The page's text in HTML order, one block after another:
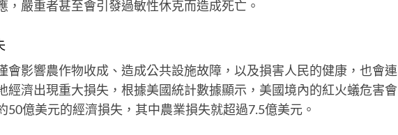
，嚴重者甚至會引發過敏性休克而造成死亡。
會影響農作物收成、造成公共設施故障，以及損害人民的健康，也會連
經濟出現重大損失，根據美國統計數據顯示，美國境內的紅火蟻危害會
50億美元的經濟損失，其中農業損失就超過7.5億美元。